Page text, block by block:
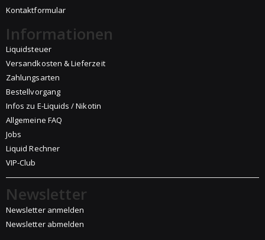
Kontaktformular
Informationen
Liquidsteuer
Versandkosten & Lieferzeit
Zahlungsarten
Bestellvorgang
Infos zu E-Liquids / Nikotin
Allgemeine FAQ
Jobs
Liquid Rechner
VIP-Club
Newsletter
Newsletter anmelden
Newsletter abmelden